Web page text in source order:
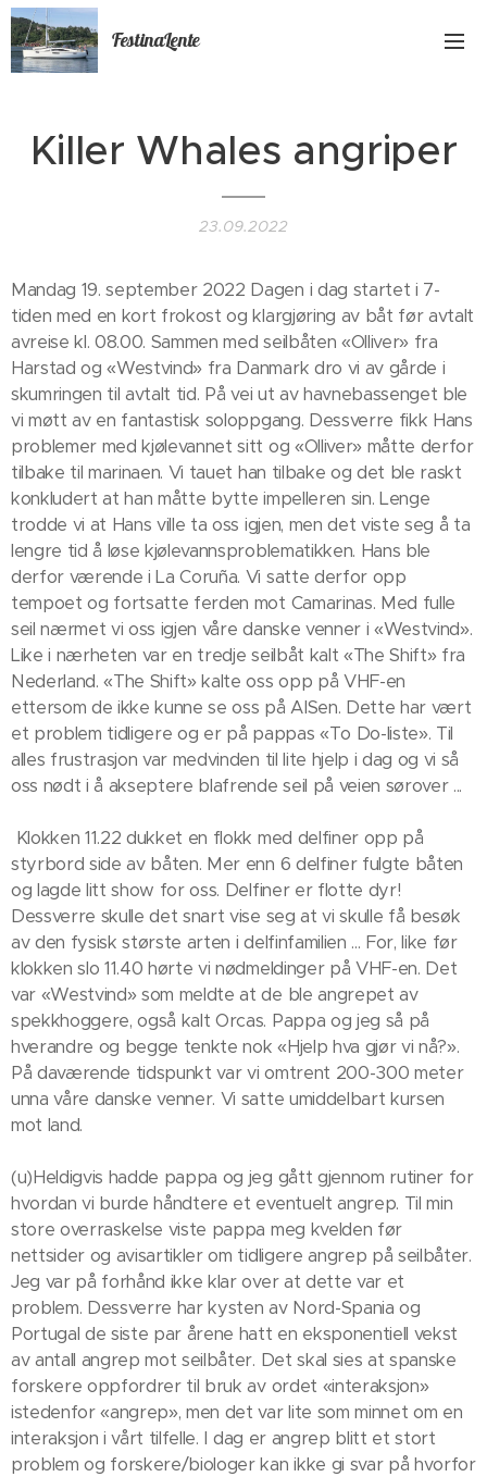
FestinaLente
Killer Whales angriper
23.09.2022
Mandag 19. september 2022 Dagen i dag startet i 7-
tiden med en kort frokost og klargjøring av båt før avtalt
avreise kl. 08.00. Sammen med seilbåten «Olliver» fra
Harstad og «Westvind» fra Danmark dro vi av gårde i
skumringen til avtalt tid. På vei ut av havnebassenget ble
vi møtt av en fantastisk soloppgang. Dessverre fikk Hans
problemer med kjølevannet sitt og «Olliver» måtte derfor
tilbake til marinaen. Vi tauet han tilbake og det ble raskt
konkludert at han måtte bytte impelleren sin. Lenge
trodde vi at Hans ville ta oss igjen, men det viste seg å ta
lengre tid å løse kjølevannsproblematikken. Hans ble
derfor værende i La Coruña. Vi satte derfor opp
tempoet og fortsatte ferden mot Camarinas. Med fulle
seil nærmet vi oss igjen våre danske venner i «Westvind».
Like i nærheten var en tredje seilbåt kalt «The Shift» fra
Nederland. «The Shift» kalte oss opp på VHF-en
ettersom de ikke kunne se oss på AISen. Dette har vært
et problem tidligere og er på pappas «To Do-liste». Til
alles frustrasjon var medvinden til lite hjelp i dag og vi så
oss nødt i å akseptere blafrende seil på veien sørover ...
Klokken 11.22 dukket en flokk med delfiner opp på
styrbord side av båten. Mer enn 6 delfiner fulgte båten
og lagde litt show for oss. Delfiner er flotte dyr!
Dessverre skulle det snart vise seg at vi skulle få besøk
av den fysisk største arten i delfinfamilien ... For, like før
klokken slo 11.40 hørte vi nødmeldinger på VHF-en. Det
var «Westvind» som meldte at de ble angrepet av
spekkhoggere, også kalt Orcas. Pappa og jeg så på
hverandre og begge tenkte nok «Hjelp hva gjør vi nå?».
På daværende tidspunkt var vi omtrent 200-300 meter
unna våre danske venner. Vi satte umiddelbart kursen
mot land.
(u)Heldigvis hadde pappa og jeg gått gjennom rutiner for
hvordan vi burde håndtere et eventuelt angrep. Til min
store overraskelse viste pappa meg kvelden før
nettsider og avisartikler om tidligere angrep på seilbåter.
Jeg var på forhånd ikke klar over at dette var et
problem. Dessverre har kysten av Nord-Spania og
Portugal de siste par årene hatt en eksponentiell vekst
av antall angrep mot seilbåter. Det skal sies at spanske
forskere oppfordrer til bruk av ordet «interaksjon»
istedenfor «angrep», men det var lite som minnet om en
interaksjon i vårt tilfelle. I dag er angrep blitt et stort
problem og forskere/biologer kan ikke gi svar på hvorfor